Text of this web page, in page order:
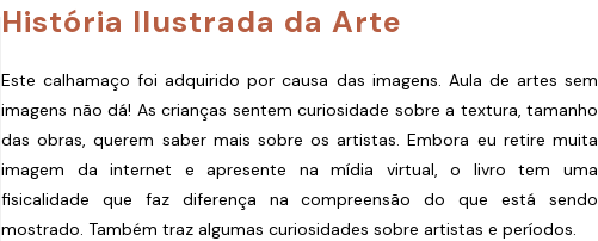
História Ilustrada da Arte
Este calhamaço foi adquirido por causa das imagens. Aula de artes sem
imagens não dá! As crianças sentem curiosidade sobre a textura, tamanho
das obras, querem saber mais sobre os artistas. Embora eu retire muita
imagem da internet e apresente na mídia virtual, o livro tem uma
fisicalidade que faz diferença na compreensão do que está sendo
mostrado. Também traz algumas curiosidades sobre artistas e períodos.